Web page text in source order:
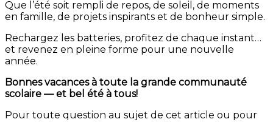
Que l’été soit rempli de repos, de soleil, de moments
en famille, de projets inspirants et de bonheur simple.
Rechargez les batteries, profitez de chaque instant…
et revenez en pleine forme pour une nouvelle
année.
Bonnes vacances à toute la grande communauté
scolaire — et bel été à tous!
Pour toute question au sujet de cet article ou pour